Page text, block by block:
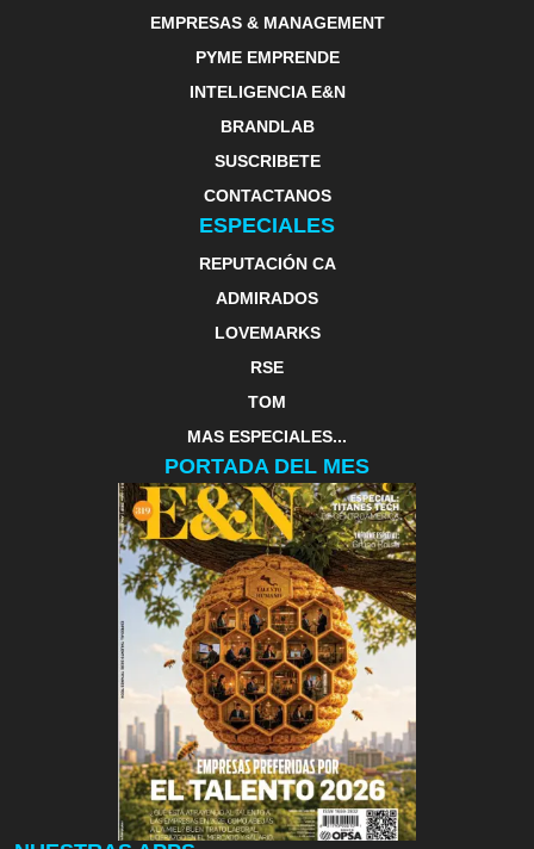
EMPRESAS & MANAGEMENT
PYME EMPRENDE
INTELIGENCIA E&N
BRANDLAB
SUSCRIBETE
CONTACTANOS
ESPECIALES
REPUTACIÓN CA
ADMIRADOS
LOVEMARKS
RSE
TOM
MAS ESPECIALES...
PORTADA DEL MES